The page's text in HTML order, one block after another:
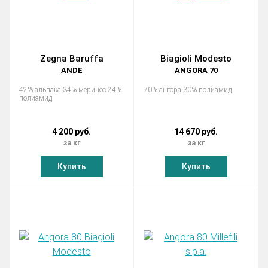
Zegna Baruffa
ANDE
42% альпака 34% меринос 24%
полиамид
4 200 руб.
за кг
Купить
Biagioli Modesto
ANGORA 70
70% ангора 30% полиамид
14 670 руб.
за кг
Купить